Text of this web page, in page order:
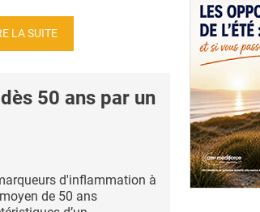
LA SUITE
50 ans par un
d'inflammation à
de 50 ans